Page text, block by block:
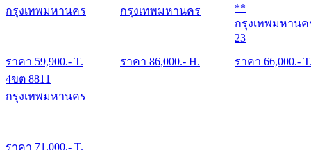
กรุงเทพมหานคร
ราคา 59,900.- T.
กรุงเทพมหานคร
ราคา 86,000.- H.
**
กรุงเทพมหานค
23
ราคา 66,000.-
4ขต 8811
กรุงเทพมหานคร
ราคา 71,000.- T.